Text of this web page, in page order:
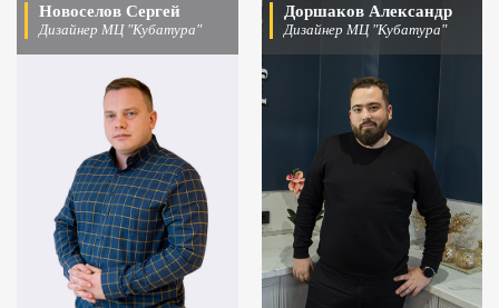
Новоселов Сергей
Дизайнер МЦ "Кубатура"
Доршаков Александр
Дизайнер МЦ "Кубатура"